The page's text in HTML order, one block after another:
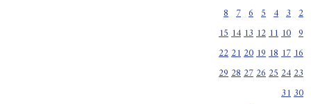
10
11
12
13
14
15
16
17
18
19
20
21
22
23
24
25
26
27
28
29
30
31